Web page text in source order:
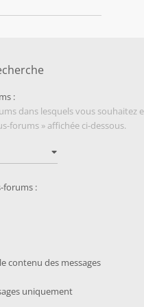
:
dans lesquels vous
forums » affichée ci-dessous.
forums :
contenu des messages
uniquement